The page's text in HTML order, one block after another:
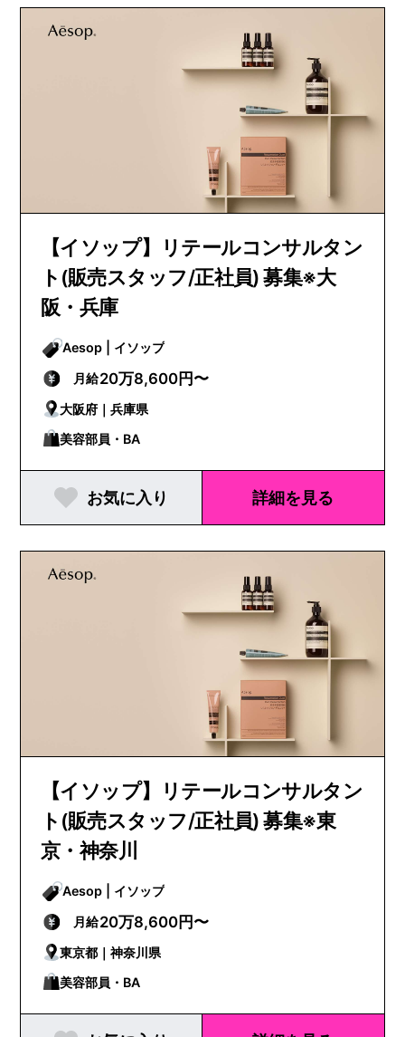
【イソップ】リテールコンサルタン
ト(販売スタッフ/正社員) 募集※大
阪・兵庫
Aesop | イソップ
月給20万8,600円〜
大阪府｜兵庫県
美容部員・BA
お気に入り 詳細を見る
【イソップ】リテールコンサルタン
ト(販売スタッフ/正社員) 募集※東
京・神奈川
Aesop | イソップ
月給20万8,600円〜
東京都｜神奈川県
美容部員・BA